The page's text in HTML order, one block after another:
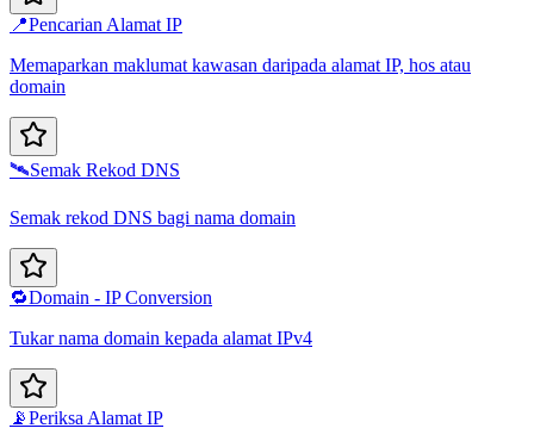
📍Pencarian Alamat IP
Memaparkan maklumat kawasan daripada alamat IP, hos atau
domain
🛰️Semak Rekod DNS
Semak rekod DNS bagi nama domain
🔁Domain - IP Conversion
Tukar nama domain kepada alamat IPv4
📡Periksa Alamat IP